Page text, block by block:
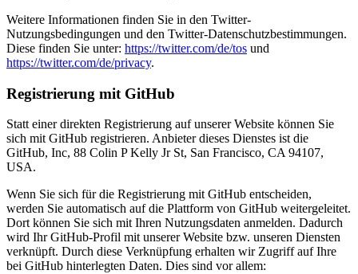
Weitere Informationen finden Sie in den Twitter-
Nutzungsbedingungen und den Twitter-Datenschutzbestimmungen.
Diese finden Sie unter: https://twitter.com/de/tos und
https://twitter.com/de/privacy.
Registrierung mit GitHub
Statt einer direkten Registrierung auf unserer Website können Sie
sich mit GitHub registrieren. Anbieter dieses Dienstes ist die
GitHub, Inc, 88 Colin P Kelly Jr St, San Francisco, CA 94107,
USA.
Wenn Sie sich für die Registrierung mit GitHub entscheiden,
werden Sie automatisch auf die Plattform von GitHub weitergeleitet.
Dort können Sie sich mit Ihren Nutzungsdaten anmelden. Dadurch
wird Ihr GitHub-Profil mit unserer Website bzw. unseren Diensten
verknüpft. Durch diese Verknüpfung erhalten wir Zugriff auf Ihre
bei GitHub hinterlegten Daten. Dies sind vor allem: